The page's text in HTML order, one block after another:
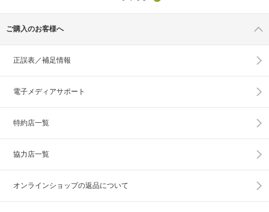
ご購入のお客様へ
正誤表／補足情報
電子メディアサポート
特約店一覧
協力店一覧
オンラインショップの返品について